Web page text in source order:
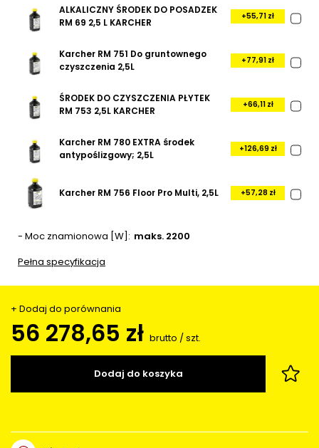
ALKALICZNY ŚRODEK DO POSADZEK
RM 69 2,5 L KARCHER
+55,71 zł
Karcher RM 751 Do gruntownego
czyszczenia 2,5L
+77,91 zł
ŚRODEK DO CZYSZCZENIA PŁYTEK
RM 753 2,5L KARCHER
+66,11 zł
Karcher RM 780 EXTRA środek
antypoślizgowy; 2,5L
+126,69 zł
Karcher RM 756 Floor Pro Multi, 2,5L +57,28 zł
- Moc znamionowa [W]
maks. 2200
Pełna specyfikacja
+ Dodaj do porównania
56 278,65 zł brutto /szt.
Dodaj do koszyka